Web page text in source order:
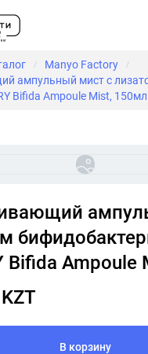
/ Manyo Factory /
ампульный мист с
Bifida Ampoule Mist, 150мл
Bifida
В корзину